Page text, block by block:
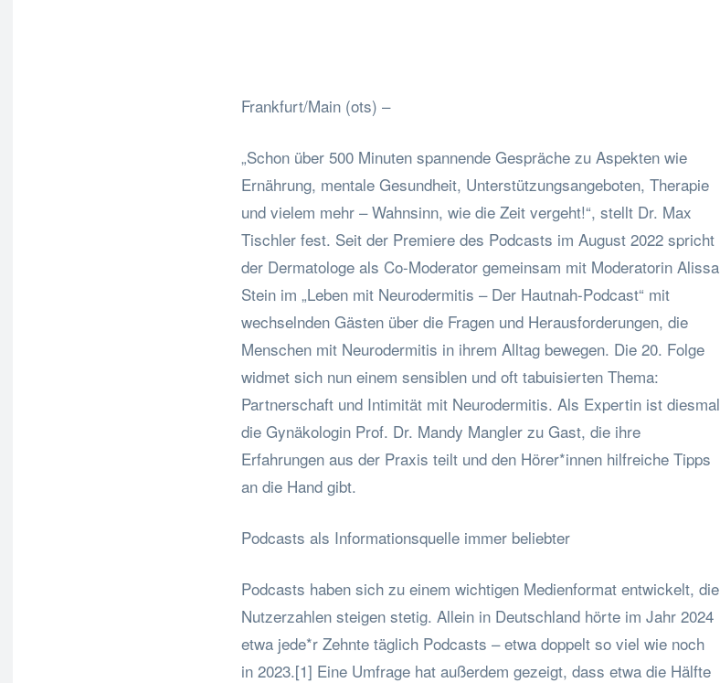
Frankfurt/Main (ots) –
„Schon über 500 Minuten spannende Gespräche zu Aspekten wie
Ernährung, mentale Gesundheit, Unterstützungsangeboten, Therapie
und vielem mehr – Wahnsinn, wie die Zeit vergeht!“, stellt Dr. Max
Tischler fest. Seit der Premiere des Podcasts im August 2022 spricht
der Dermatologe als Co-Moderator gemeinsam mit Moderatorin Alissa
Stein im „Leben mit Neurodermitis – Der Hautnah-Podcast“ mit
wechselnden Gästen über die Fragen und Herausforderungen, die
Menschen mit Neurodermitis in ihrem Alltag bewegen. Die 20. Folge
widmet sich nun einem sensiblen und oft tabuisierten Thema:
Partnerschaft und Intimität mit Neurodermitis. Als Expertin ist diesmal
die Gynäkologin Prof. Dr. Mandy Mangler zu Gast, die ihre
Erfahrungen aus der Praxis teilt und den Hörer*innen hilfreiche Tipps
an die Hand gibt.
Podcasts als Informationsquelle immer beliebter
Podcasts haben sich zu einem wichtigen Medienformat entwickelt, die
Nutzerzahlen steigen stetig. Allein in Deutschland hörte im Jahr 2024
etwa jede*r Zehnte täglich Podcasts – etwa doppelt so viel wie noch
in 2023.[1] Eine Umfrage hat außerdem gezeigt, dass etwa die Hälfte